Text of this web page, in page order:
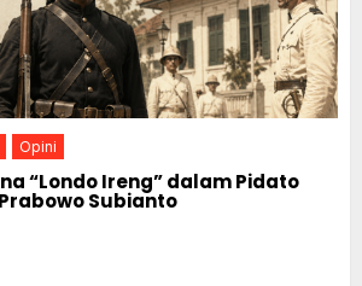
Opini
“Londo Ireng” dalam Pidato
Subianto